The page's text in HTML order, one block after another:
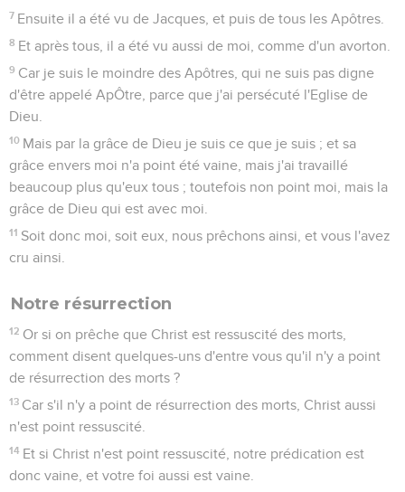
7 Ensuite il a été vu de Jacques, et puis de tous les Apôtres.
8 Et après tous, il a été vu aussi de moi, comme d'un avorton.
9 Car je suis le moindre des Apôtres, qui ne suis pas digne
d'être appelé ApÔtre, parce que j'ai persécuté l'Eglise de
Dieu.
10 Mais par la grâce de Dieu je suis ce que je suis ; et sa
grâce envers moi n'a point été vaine, mais j'ai travaillé
beaucoup plus qu'eux tous ; toutefois non point moi, mais la
grâce de Dieu qui est avec moi.
11 Soit donc moi, soit eux, nous prêchons ainsi, et vous l'avez
cru ainsi.
Notre résurrection
12 Or si on prêche que Christ est ressuscité des morts,
comment disent quelques-uns d'entre vous qu'il n'y a point
de résurrection des morts ?
13 Car s'il n'y a point de résurrection des morts, Christ aussi
n'est point ressuscité.
14 Et si Christ n'est point ressuscité, notre prédication est
donc vaine, et votre foi aussi est vaine.